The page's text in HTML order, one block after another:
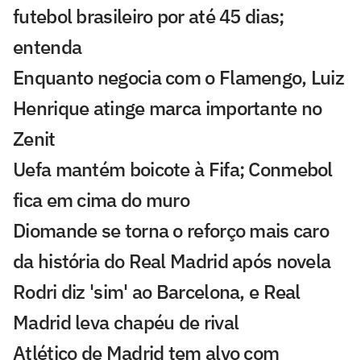
futebol brasileiro por até 45 dias;
entenda
Enquanto negocia com o Flamengo, Luiz
Henrique atinge marca importante no
Zenit
Uefa mantém boicote à Fifa; Conmebol
fica em cima do muro
Diomande se torna o reforço mais caro
da história do Real Madrid após novela
Rodri diz 'sim' ao Barcelona, e Real
Madrid leva chapéu de rival
Atlético de Madrid tem alvo com